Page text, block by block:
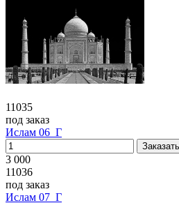
11035
под заказ
Ислам 06_Г
3 000
11036
под заказ
Ислам 07_Г